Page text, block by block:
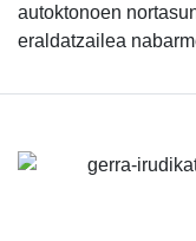
autoktonoen
eraldatzailea